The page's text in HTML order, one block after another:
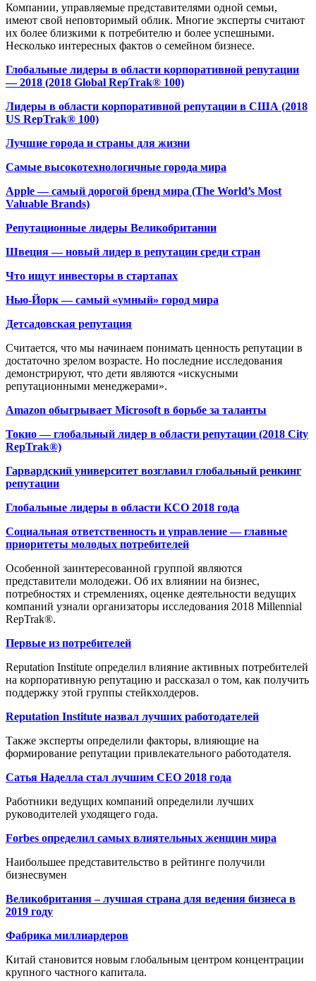
Компании, управляемые представителями одной семьи,
имеют свой неповторимый облик. Многие эксперты считают
их более близкими к потребителю и более успешными.
Несколько интересных фактов о семейном бизнесе.
Глобальные лидеры в области корпоративной репутации
— 2018 (2018 Global RepTrak® 100)
Лидеры в области корпоративной репутации в США (2018
US RepTrak® 100)
Лучшие города и страны для жизни
Самые высокотехнологичные города мира
Apple — самый дорогой бренд мира (The World’s Most
Valuable Brands)
Репутационные лидеры Великобритании
Швеция — новый лидер в репутации среди стран
Что ищут инвесторы в стартапах
Нью-Йорк — самый «умный» город мира
Детсадовская репутация
Считается, что мы начинаем понимать ценность репутации в
достаточно зрелом возрасте. Но последние исследования
демонстрируют, что дети являются «искусными
репутационными менеджерами».
Amazon обыгрывает Microsoft в борьбе за таланты
Токио — глобальный лидер в области репутации (2018 City
RepTrak®)
Гарвардский университет возглавил глобальный ренкинг
репутации
Глобальные лидеры в области КСО 2018 года
Социальная ответственность и управление — главные
приоритеты молодых потребителей
Особенной заинтересованной группой являются
представители молодежи. Об их влиянии на бизнес,
потребностях и стремлениях, оценке деятельности ведущих
компаний узнали организаторы исследования 2018 Millennial
RepTrak®.
Первые из потребителей
Reputation Institute определил влияние активных потребителей
на корпоративную репутацию и рассказал о том, как получить
поддержку этой группы стейкхолдеров.
Reputation Institute назвал лучших работодателей
Также эксперты определили факторы, влияющие на
формирование репутации привлекательного работодателя.
Сатья Наделла стал лучшим CEO 2018 года
Работники ведущих компаний определили лучших
руководителей уходящего года.
Forbes определил самых влиятельных женщин мира
Наибольшее представительство в рейтинге получили
бизнесвумен
Великобритания – лучшая страна для ведения бизнеса в
2019 году
Фабрика миллиардеров
Китай становится новым глобальным центром концентрации
крупного частного капитала.